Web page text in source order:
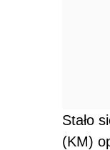
Stało
(KM)